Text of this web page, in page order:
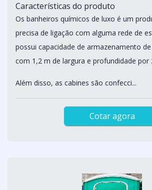
Características do produto
Os banheiros químicos de luxo é um
precisa de ligação com alguma rede de
possui capacidade de armazenamento
com 1,2 m de largura e profundidade por
Além disso, as cabines são confecci...
Cotar agora